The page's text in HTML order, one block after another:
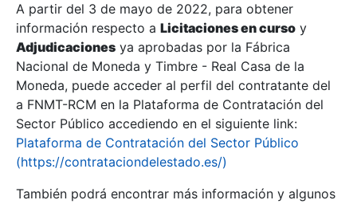
Erakutsi/Ezkutatu
Erakutsi/Ezkutatu
Erakutsi/Ezkutatu
A partir del 3 de mayo de 2022, para obtener
información respecto a Licitaciones en curso y
Adjudicaciones ya aprobadas por la Fábrica
Nacional de Moneda y Timbre - Real Casa de la
Moneda, puede acceder al perfil del contratante del
a FNMT-RCM en la Plataforma de Contratación del
Sector Público accediendo en el siguiente link:
Plataforma de Contratación del Sector Público
(https://contrataciondelestado.es/)
También podrá encontrar más información y algunos